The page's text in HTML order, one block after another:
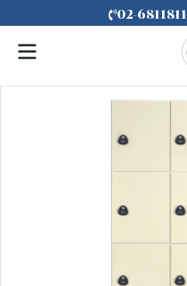
02-6811811